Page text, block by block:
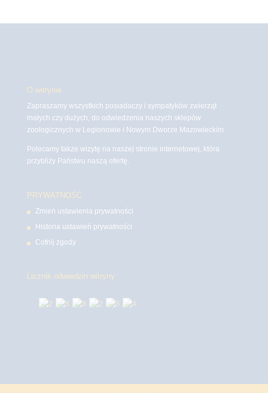
O witrynie
Zapraszamy wszystkich posiadaczy i sympatyków zwierząt
małych czy dużych, do odwiedzenia naszych sklepów
zoologicznych w Legionowie i Nowym Dworze Mazowieckim
Polecamy także wizytę na naszej stronie internetowej, która
przybliży Państwu naszą ofertę.
PRYWATNOŚĆ
Zmień ustawienia prywatności
Historia ustawień prywatności
Cofnij zgody
Licznik odwiedzin witryny